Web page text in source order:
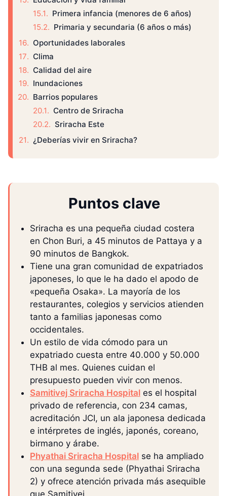
Primera infancia (menores de 6 años)
Primaria y secundaria (6 años o más)
Oportunidades laborales
Clima
Calidad del aire
Inundaciones
Barrios populares
Centro de Sriracha
Sriracha Este
¿Deberías vivir en Sriracha?
Puntos clave
Sriracha es una pequeña ciudad costera
en Chon Buri, a 45 minutos de Pattaya y a
90 minutos de Bangkok.
Tiene una gran comunidad de expatriados
japoneses, lo que le ha dado el apodo de
«pequeña Osaka». La mayoría de los
restaurantes, colegios y servicios atienden
tanto a familias japonesas como
occidentales.
Un estilo de vida cómodo para un
expatriado cuesta entre 40.000 y 50.000
THB al mes. Quienes cuidan el
presupuesto pueden vivir con menos.
Samitivej Sriracha Hospital es el hospital
privado de referencia, con 234 camas,
acreditación JCI, un ala japonesa dedicada
e intérpretes de inglés, japonés, coreano,
birmano y árabe.
Phyathai Sriracha Hospital se ha ampliado
con una segunda sede (Phyathai Sriracha
2) y ofrece atención privada más asequible
que Samitivej.